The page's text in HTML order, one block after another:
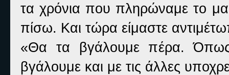
τα χρόνια που πληρώναμε το
πίσω. Και τώρα είμαστε
«Θα τα βγάλουμε πέρα.
βγάλουμε και με τις άλλες